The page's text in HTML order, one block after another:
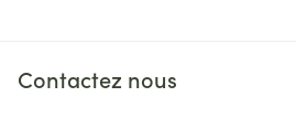
Contactez nous